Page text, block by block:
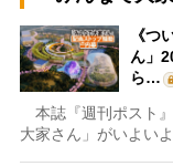
《つ
ん」
ら…
本誌『週刊ポスト
大家さん」がいよい